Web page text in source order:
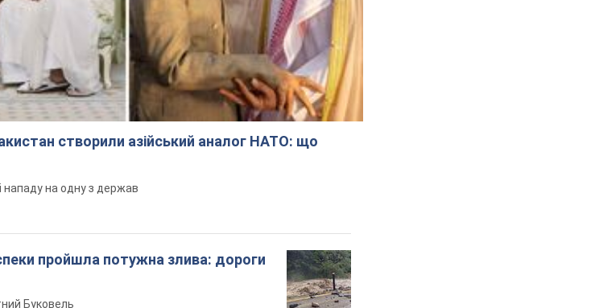
створили азійський аналог НАТО: що
нападу на одну з держав
пройшла потужна злива: дороги
Буковель